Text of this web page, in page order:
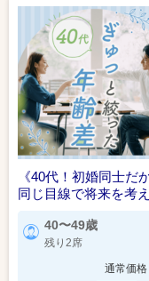
《40代！初婚同士だ
同じ目線で将来を考
40〜49歳
残り2席
通常価格